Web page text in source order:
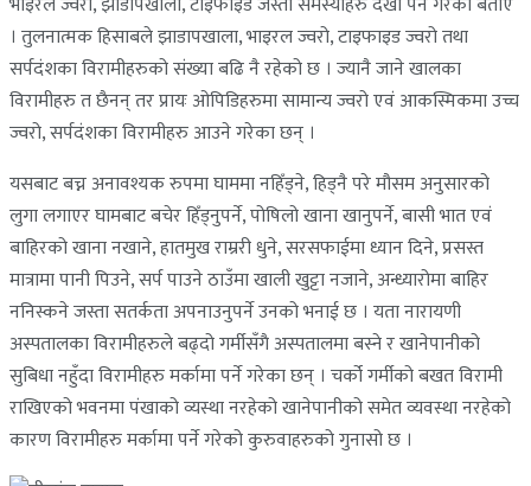
। तुलनात्मक हिसाबले झाडापखाला, भाइरल ज्वरो, टाइफाइड ज्वरो तथा
सर्पदंशका विरामीहरुको संख्या बढि नै रहेको छ । ज्यानै जाने खालका
विरामीहरु त छैनन् तर प्रायः ओपिडिहरुमा सामान्य ज्वरो एवं आकस्मिकमा उच्च
ज्वरो, सर्पदंशका विरामीहरु आउने गरेका छन् ।
यसबाट बच्न अनावश्यक रुपमा घाममा नहिँड्ने, हिड्नै परे मौसम अनुसारको
लुगा लगाएर घामबाट बचेर हिँड्नुपर्ने, पोषिलो खाना खानुपर्ने, बासी भात एवं
बाहिरको खाना नखाने, हातमुख राम्ररी धुने, सरसफाईमा ध्यान दिने, प्रसस्त
मात्रामा पानी पिउने, सर्प पाउने ठाउँमा खाली खुट्टा नजाने, अन्ध्यारोमा बाहिर
ननिस्कने जस्ता सतर्कता अपनाउनुपर्ने उनको भनाई छ । यता नारायणी
अस्पतालका विरामीहरुले बढ्दो गर्मीसँगै अस्पतालमा बस्ने र खानेपानीको
सुबिधा नहुँदा विरामीहरु मर्कामा पर्ने गरेका छन् । चर्को गर्मीको बखत विरामी
राखिएको भवनमा पंखाको व्यस्था नरहेको खानेपानीको समेत व्यवस्था नरहेको
कारण विरामीहरु मर्कामा पर्ने गरेको कुरुवाहरुको गुनासो छ ।